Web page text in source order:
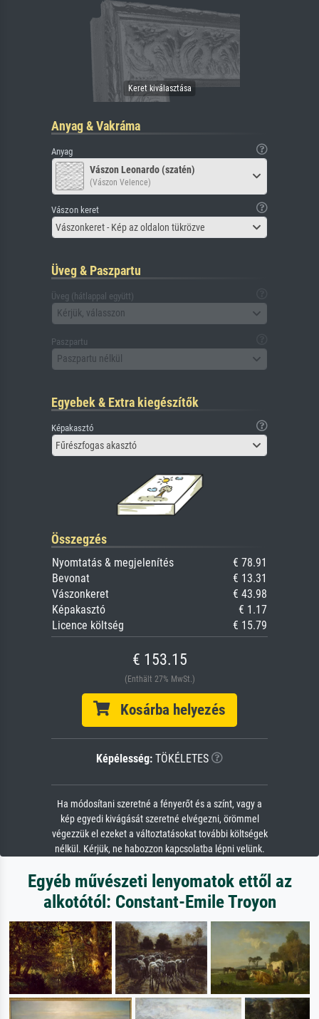
Anyag & Vakráma
Anyag
Vászon Leonardo (szatén)
(Vászon Velence)
Vászon keret
Vászonkeret - Kép az oldalon tükrözve
Üveg & Paszpartu
Üveg (hátlappal együtt)
Kérjük, válasszon
Paszpartu
Paszpartu nélkül
Egyebek & Extra kiegészítők
Képakasztó
Fűrészfogas akasztó
Összegzés
Nyomtatás & megjelenítés
€ 78.91
Bevonat
€ 13.31
Vászonkeret
€ 43.98
Képakasztó
€ 1.17
Licence költség
€ 15.79
€ 153.15
(Enthält 27% MwSt.)
Kosárba helyezés
Képélesség: TÖKÉLETES
Ha módosítani szeretné a fényerőt és a színt, vagy a
kép egyedi kivágását szeretné elvégezni, örömmel
végezzük el ezeket a változtatásokat további költségek
nélkül. Kérjük, ne habozzon kapcsolatba lépni velünk.
Egyéb művészeti lenyomatok ettől az
alkotótól: Constant-Emile Troyon